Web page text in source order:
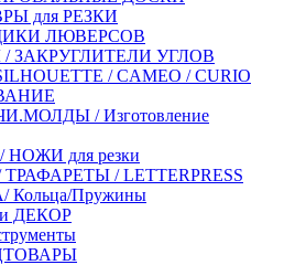
для РЕЗКИ
ЛЮВЕРСОВ
ЗАКРУГЛИТЕЛИ УГЛОВ
/ CAMEO / CURIO
/ Изготовление
для резки
/ LETTERPRESS
Пружины
ДЕКОР